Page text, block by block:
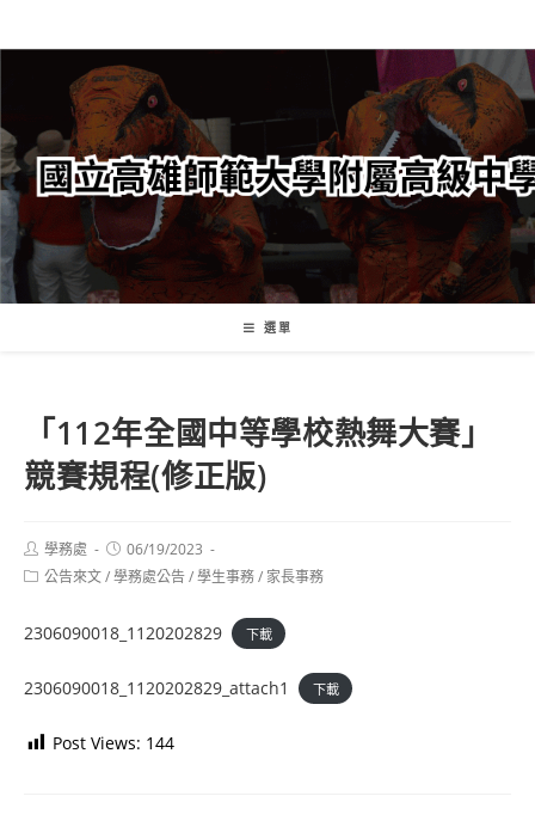
轉
要
內
容
選單
「112年全國中等學校熱舞大賽」
競賽規程(修正版)
Post
author:
學務處
Post
published:
06/19/2023
Post公告來文/學務處公告/學生事務/ 家長事務
2306090018_1120202829 下載
2306090018_1120202829_attach1 下載
Post Views: 144